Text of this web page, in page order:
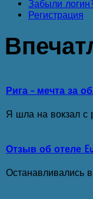
Забыли логин?
Регистрация
Рига - мечта за
Я шла на вокзал с
Отзыв об отеле
Останавливались